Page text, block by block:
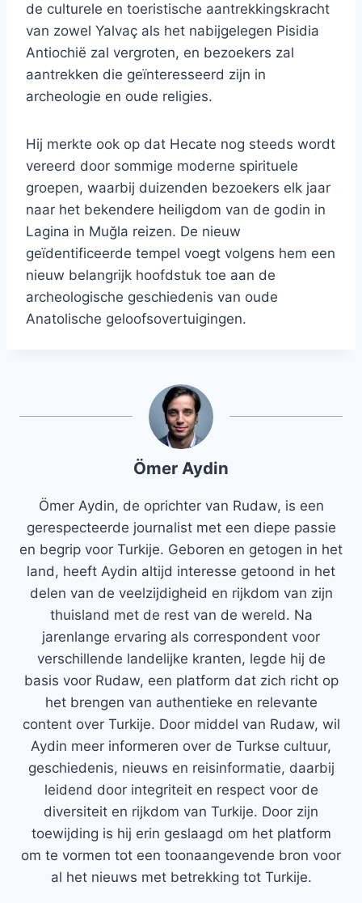
de culturele en toeristische aantrekkingskracht
van zowel Yalvaç als het nabijgelegen Pisidia
Antiochië zal vergroten, en bezoekers zal
aantrekken die geïnteresseerd zijn in
archeologie en oude religies.
Hij merkte ook op dat Hecate nog steeds wordt
vereerd door sommige moderne spirituele
groepen, waarbij duizenden bezoekers elk jaar
naar het bekendere heiligdom van de godin in
Lagina in Muğla reizen. De nieuw
geïdentificeerde tempel voegt volgens hem een
​​nieuw belangrijk hoofdstuk toe aan de
archeologische geschiedenis van oude
Anatolische geloofsovertuigingen.
Ömer Aydin
Ömer Aydin, de oprichter van Rudaw, is een
gerespecteerde journalist met een diepe passie
en begrip voor Turkije. Geboren en getogen in het
land, heeft Aydin altijd interesse getoond in het
delen van de veelzijdigheid en rijkdom van zijn
thuisland met de rest van de wereld. Na
jarenlange ervaring als correspondent voor
verschillende landelijke kranten, legde hij de
basis voor Rudaw, een platform dat zich richt op
het brengen van authentieke en relevante
content over Turkije. Door middel van Rudaw, wil
Aydin meer informeren over de Turkse cultuur,
geschiedenis, nieuws en reisinformatie, daarbij
leidend door integriteit en respect voor de
diversiteit en rijkdom van Turkije. Door zijn
toewijding is hij erin geslaagd om het platform
om te vormen tot een toonaangevende bron voor
al het nieuws met betrekking tot Turkije.